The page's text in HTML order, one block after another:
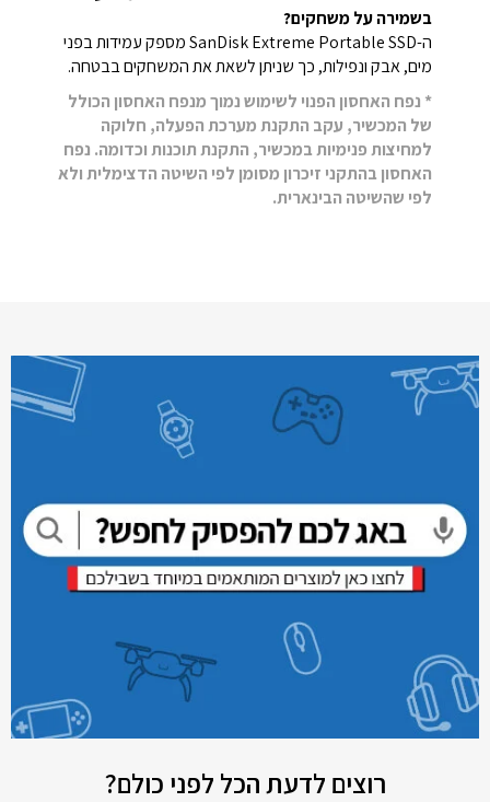
בשמירה על משחקים?
ה-SanDisk Extreme Portable SSD מספק עמידות בפני
מים, אבק ונפילות, כך שניתן לשאת את המשחקים בבטחה.
* נפח האחסון הפנוי לשימוש נמוך מנפח האחסון הכולל
של המכשיר, עקב התקנת מערכת הפעלה, חלוקה
למחיצות פנימיות במכשיר, התקנת תוכנות וכדומה. נפח
האחסון בהתקני זיכרון מסומן לפי השיטה הדצימלית ולא
לפי שהשיטה הבינארית.
רוצים לדעת הכל לפני כולם?